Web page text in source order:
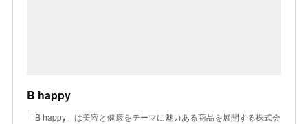
B happy
「B happy」は美容と健康をテーマに魅力ある商品を展開する株式会